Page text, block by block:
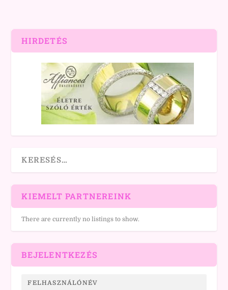
HIRDETÉS
KIEMELT PARTNEREINK
There are currently no listings to show.
BEJELENTKEZÉS